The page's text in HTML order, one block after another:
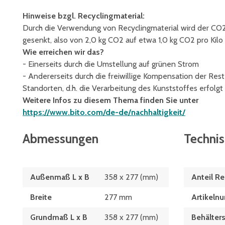
Hinweise bzgl. Recyclingmaterial:
Durch die Verwendung von Recyclingmaterial wird der
gesenkt, also von 2,0 kg CO2 auf etwa 1,0 kg CO2 pro
Wie erreichen wir das?
- Einerseits durch die Umstellung auf grünen Strom
- Andererseits durch die freiwillige Kompensation der
Standorten, d.h. die Verarbeitung des Kunststoffes
Weitere Infos zu diesem Thema finden Sie unter
https://www.bito.com/de-de/nachhaltigkeit/
Abmessungen
Außenmaß L x B 358 x 277 (mm)
Breite 277 mm
Grundmaß L x B 358 x 277 (mm)
Anteil